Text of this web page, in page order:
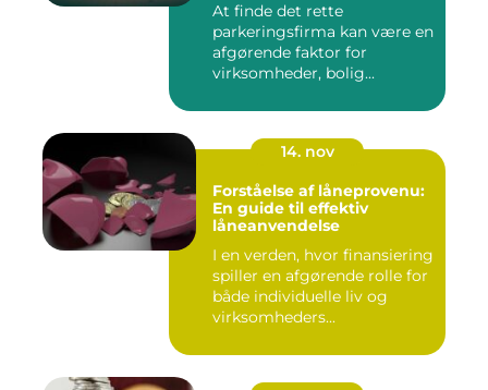
At finde det rette
parkeringsfirma kan være en
afgørende faktor for
virksomheder, bolig...
14. nov
Forståelse af låneprovenu:
En guide til effektiv
låneanvendelse
I en verden, hvor finansiering
spiller en afgørende rolle for
både individuelle liv og
virksomheders...